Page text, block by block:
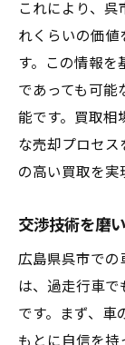
これにより、
れくらいの価値
す。この情報
であっても可能
能です。買取相
な売却プロセス
の高い買取を実
交渉技術を磨
広島県呉市での
は、過走行車で
です。まず、車
もとに自信を持